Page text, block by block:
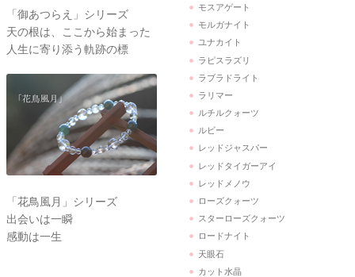
「御あつらえ」シリーズ
天の根は、ここから始まった
人生に寄り添う軌跡の標
「花鳥風月」シリーズ
出会いは一瞬
感動は一生
モスアゲート
モルガナイト
ユナカイト
ラピスラズリ
ラブラドライト
ラリマー
ルチルクォーツ
ルビー
レッドジャスパー
レッドタイガーアイ
レッドメノウ
ローズクォーツ
スターローズクォーツ
ロードナイト
天眼石
カット水晶